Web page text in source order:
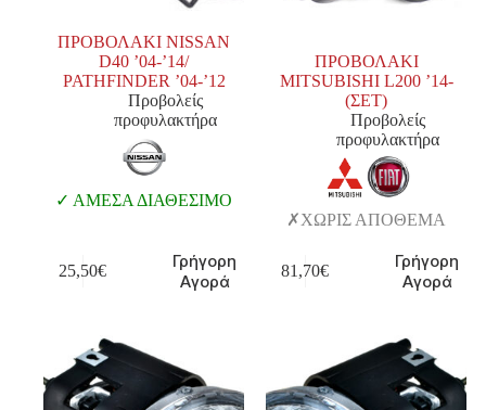
ΠΡΟΒΟΛΑΚΙ NISSAN
D40 ’04-’14/
PATHFINDER ’04-’12
Προβολείς
προφυλακτήρα
ΑΜΕΣΑ ΔΙΑΘΕΣΙΜΟ
25,50€
Γρήγορη
Αγορά
ΠΡΟΒΟΛΑΚΙ
MITSUBISHI L200 ’14-
(ΣΕΤ)
Προβολείς
προφυλακτήρα
ΧΩΡΙΣ ΑΠΟΘΕΜΑ
81,70€
Γρήγορη
Αγορά